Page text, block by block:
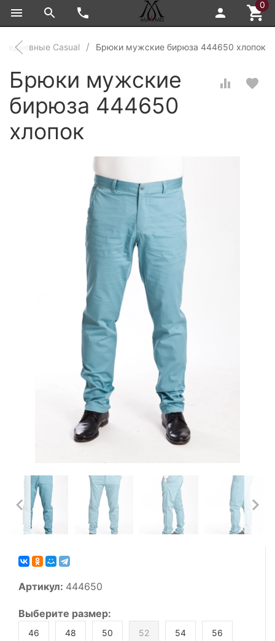
0
Casual Брюки мужские бирюза 444650 хлопок
Брюки мужские
бирюза 444650
хлопок
Артикул: 444650
Выберите размер:
46 48 50 52 54 56